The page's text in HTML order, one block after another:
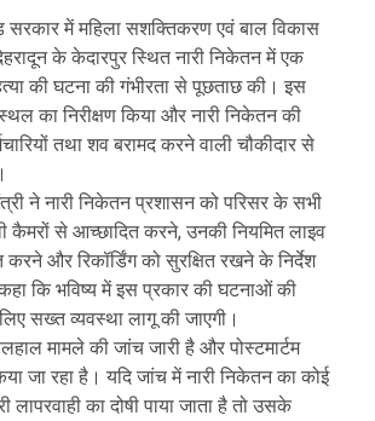
सरकार में महिला सशक्तिकरण एवं बाल विकास
के केदारपुर स्थित नारी निकेतन में एक
की घटना की गंभीरता से पूछताछ की। इस
का निरीक्षण किया और नारी निकेतन की
तथा शव बरामद करने वाली चौकीदार से
ने नारी निकेतन प्रशासन को परिसर के सभी
कैमरों से आच्छादित करने, उनकी नियमित लाइव
करने और रिकॉर्डिंग को सुरक्षित रखने के निर्देश
कि भविष्य में इस प्रकार की घटनाओं की
सख्त व्यवस्था लागू की जाएगी।
मामले की जांच जारी है और पोस्टमार्टम
जा रहा है। यदि जांच में नारी निकेतन का कोई
लापरवाही का दोषी पाया जाता है तो उसके